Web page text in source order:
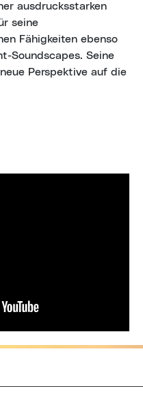
ausdrucksstarken
seine
Fähigkeiten ebenso
Soundscapes. Seine
Perspektive auf die